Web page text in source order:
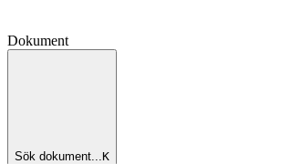
Dokument
Sök dokument...K